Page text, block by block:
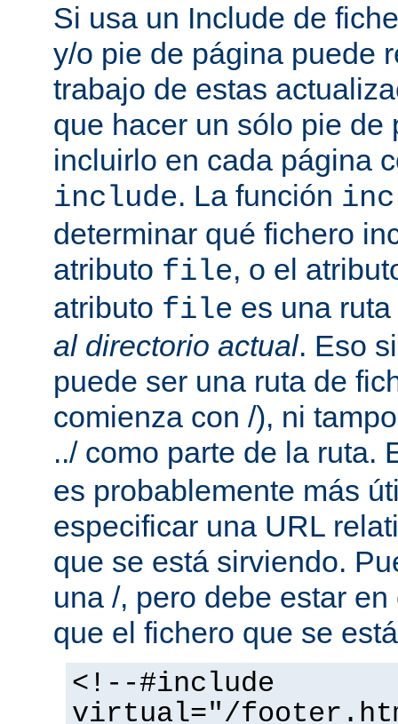
Si usa un Include de
y/o pie de página puede
trabajo de estas
que hacer un sólo pie de
incluirlo en cada página
include. La función
determinar qué fichero
atributo file, o el
atributo file es una
al directorio actual. Eso
puede ser una ruta de
comienza con /), ni
../ como parte de la ruta.
es probablemente más
especificar una URL
que se está sirviendo.
una /, pero debe estar
que el fichero que se
<!--#include
virtual="/